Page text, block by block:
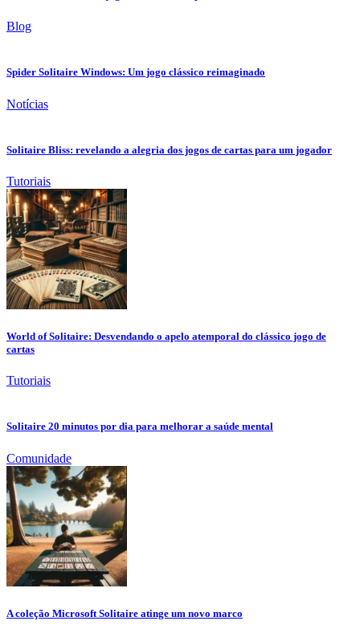
Blog
Spider Solitaire Windows: Um jogo clássico reimaginado
Notícias
Solitaire Bliss: revelando a alegria dos jogos de cartas para um jogador
Tutoriais
World of Solitaire: Desvendando o apelo atemporal do clássico jogo de
cartas
Tutoriais
Solitaire 20 minutos por dia para melhorar a saúde mental
Comunidade
A coleção Microsoft Solitaire atinge um novo marco